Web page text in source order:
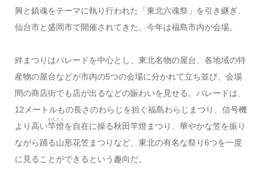
興と鎮魂をテーマに執り行われた「東北六魂祭」を引き継ぎ、
仙台市と盛岡市で開催されてきた。今年は福島市内が会場。
絆まつりはパレードを中心とし、東北名物の屋台、各地域の特
産物の屋台などが市内の5つの会場に分かれて立ち並び、会場
間の商店街でも店が出るなどの賑わいを見せる。パレードは、
12メートルもの長さのわらじを担ぐ福島わらじまつり、信号機
より高い竿燈
かんとう
を自在に操る秋田竿燈まつり、華やかな笠を振り
ながら踊る山形花笠まつりなど、東北の有名な祭り6つを一度
に見ることができるという趣向だ。